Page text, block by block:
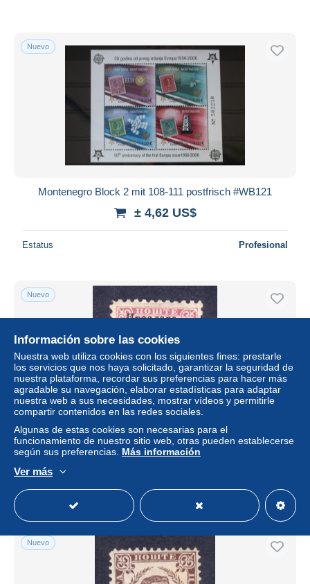
Nuevo
Montenegro Block 2 mit 108-111 postfrisch #WB121
± 4,62 US$
Estatus Profesional
Nuevo
Montenegro - Scott #25 - MH - SCV $4.00
± 4,61 US$
Estatus Profesional
Nuevo
Información sobre las cookies
Nuestra web utiliza cookies con los siguientes fines: prestarle
los servicios que nos haya solicitado, garantizar la seguridad de
nuestra plataforma, recordar sus preferencias para hacer más
agradable su navegación, elaborar estadísticas para adaptar
nuestra web a sus necesidades, mostrar vídeos y permitirle
compartir contenidos en las redes sociales.
Algunas de estas cookies son necesarias para el
funcionamiento de nuestro sitio web, otras pueden establecerse
según sus preferencias. Más información
Ver más